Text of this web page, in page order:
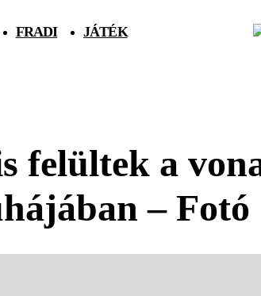
FRADI JÁTÉK
felültek a
– Fotó